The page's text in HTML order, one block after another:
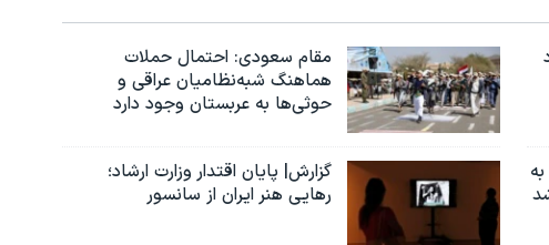
مقام سعودی: احتمال حملات
هماهنگ شبه‌نظامیان عراقی و
حوثی‌ها به عربستان وجود دارد
گزارش| پایان اقتدار وزارت ارشاد؛
رهایی هنر ایران از سانسور